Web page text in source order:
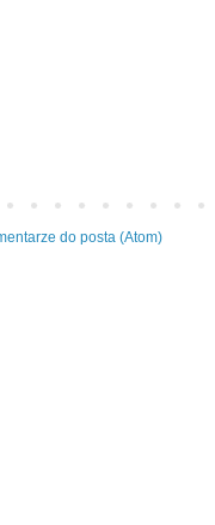
do posta (Atom)